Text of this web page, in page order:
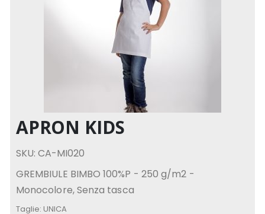
APRON KIDS
SKU: CA-MI020
GREMBIULE BIMBO 100%P - 250 g/m2 -
Monocolore, Senza tasca
Taglie: UNICA